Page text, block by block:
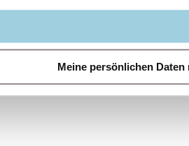
Meine persönlichen